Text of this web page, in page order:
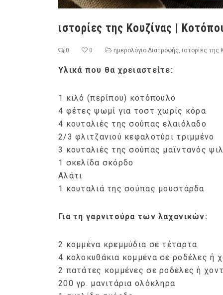
ιστορίες της Κουζίνας |
0 0 ημερολόγιο Διατροφής ιστορίες της
Υλικά που θα χρειαστείτε:
1 κιλό (περίπου) κοτόπουλο
4 φέτες ψωμί για τοστ χωρίς κόρα
4 κουταλιές της σούπας ελαιόλαδο
2/3 φλιτζανιού κεφαλοτύρι τριμμένο
3 κουταλιές της σούπας μαϊντανός
1 σκελίδα σκόρδο
Αλάτι
1 κουταλιά της σούπας μουστάρδα
Για τη γαρνιτούρα των λαχανικών:
2 κομμένα κρεμμύδια σε τέταρτα
4 κολοκυθάκια κομμένα σε ροδέλες ή
2 πατάτες κομμένες σε ροδέλες ή
200 γρ. μανιτάρια ολόκληρα